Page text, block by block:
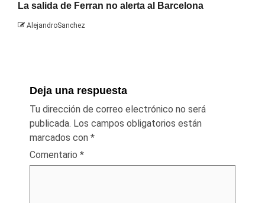
La salida de Ferran no alerta al Barcelona
AlejandroSanchez
Deja una respuesta
Tu dirección de correo electrónico no será
publicada. Los campos obligatorios están
marcados con *
Comentario *